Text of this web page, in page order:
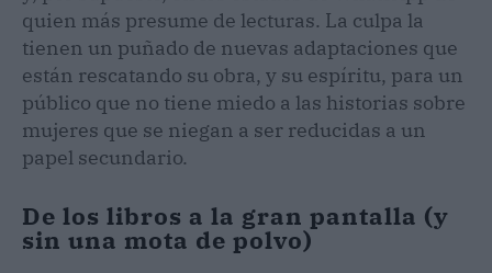
quien más presume de lecturas. La culpa la
tienen un puñado de nuevas adaptaciones que
están rescatando su obra, y su espíritu, para un
público que no tiene miedo a las historias sobre
mujeres que se niegan a ser reducidas a un
papel secundario.
De los libros a la gran pantalla (y
sin una mota de polvo)